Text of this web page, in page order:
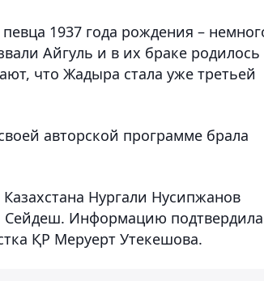
1937 года рождения –
Айгуль и в их браке родилось
что Жадыра стала уже третьей
авторской программе брала
Нургали Нусипжанов
Сейдеш. Информацию подтвердила
ҚР Меруерт Утекешова.